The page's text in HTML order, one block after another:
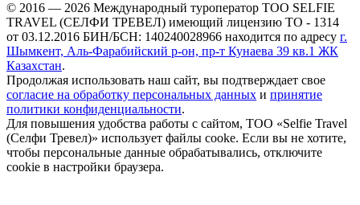
© 2016 — 2026 Международный туроператор ТОО SELFIE
TRAVEL (СЕЛФИ ТРЕВЕЛ) имеющий лицензию ТО - 1314
от 03.12.2016 БИН/БСН: 140240028966 находится по адресу г.
Шымкент, Аль-Фарабийский р-он, пр-т Кунаева 39 кв.1 ЖК
Казахстан.
Продолжая использовать наш сайт, вы подтверждает свое
согласие на обработку персональных данных и принятие
политики конфиденциальности.
Для повышения удобства работы с сайтом, ТОО «Selfie Travel
(Селфи Тревел)» использует файлы cooke. Если вы не хотите,
чтобы персональные данные обрабатывались, отключите
cookie в настройки браузера.